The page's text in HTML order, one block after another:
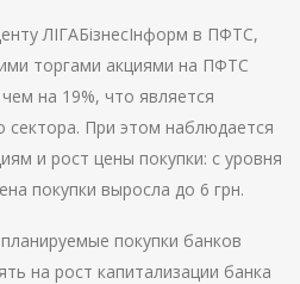
ЛІГАБізнесІнформ в ПФТС,
торгами акциями на ПФТС
на 19%, что является
сектора. При этом наблюдается
и рост цены покупки: с уровня
покупки выросла до 6 грн.
покупки банков
на рост капитализации банка